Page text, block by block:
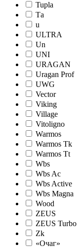
Tupla
Tа
u
ULTRA
Un
UNI
URAGAN
Uragan Prof
UWG
Vector
Viking
Village
Vitoligno
Warmos
Warmos Tk
Warmos Tt
Wbs
Wbs Ac
Wbs Active
Wbs Magna
Wood
ZEUS
ZEUS Turbo
Zk
«Очаг»